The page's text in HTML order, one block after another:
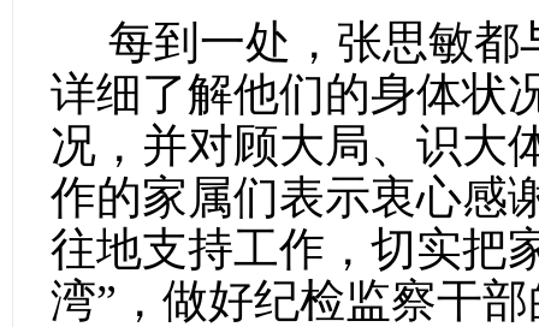
每到一处，张思敏都
详细了解他们的身体状
况，并对顾大局、识大
作的家属们表示衷心感
往地支持工作，切实把
湾”，做好纪检监察干